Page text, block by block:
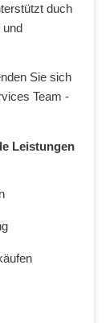
duch
und
Sie sich
Team -
Leistungen